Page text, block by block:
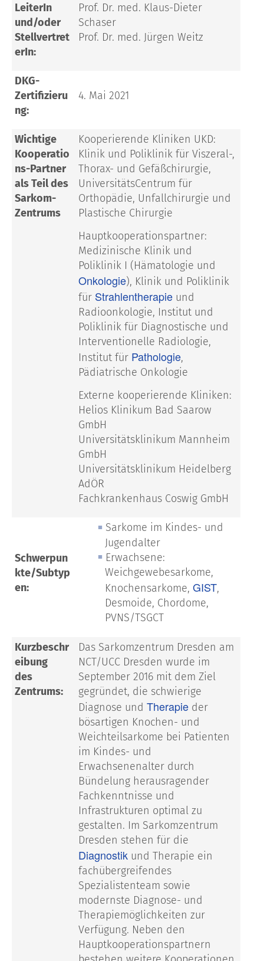
LeiterIn
und/oder
Stellvertret
erIn:
Prof. Dr. med. Klaus-Dieter
Schaser
Prof. Dr. med. Jürgen Weitz
DKG-
Zertifizieru
ng:
4. Mai 2021
Wichtige
Kooperatio
ns-Partner
als Teil des
Sarkom-
Zentrums
Kooperierende Kliniken UKD:
Klinik und Poliklinik für Viszeral-,
Thorax- und Gefäßchirurgie,
UniversitätsCentrum für
Orthopädie, Unfallchirurgie und
Plastische Chirurgie
Hauptkooperationspartner:
Medizinische Klinik und
Poliklinik I (Hämatologie und
Onkologie), Klinik und Poliklinik
für Strahlentherapie und
Radioonkologie, Institut und
Poliklinik für Diagnostische und
Interventionelle Radiologie,
Institut für Pathologie,
Pädiatrische Onkologie
Externe kooperierende Kliniken:
Helios Klinikum Bad Saarow
GmbH
Universitätsklinikum Mannheim
GmbH
Universitätsklinikum Heidelberg
AdÖR
Fachkrankenhaus Coswig GmbH
Schwerpun
kte/Subtyp
en:
Sarkome im Kindes- und
Jugendalter
Erwachsene:
Weichgewebesarkome,
Knochensarkome, GIST,
Desmoide, Chordome,
PVNS/TSGCT
Kurzbeschr
eibung
des
Zentrums:
Das Sarkomzentrum Dresden am
NCT/UCC Dresden wurde im
September 2016 mit dem Ziel
gegründet, die schwierige
Diagnose und Therapie der
bösartigen Knochen- und
Weichteilsarkome bei Patienten
im Kindes- und
Erwachsenenalter durch
Bündelung herausragender
Fachkenntnisse und
Infrastrukturen optimal zu
gestalten. Im Sarkomzentrum
Dresden stehen für die
Diagnostik und Therapie ein
fachübergreifendes
Spezialistenteam sowie
modernste Diagnose- und
Therapiemöglichkeiten zur
Verfügung. Neben den
Hauptkooperationspartnern